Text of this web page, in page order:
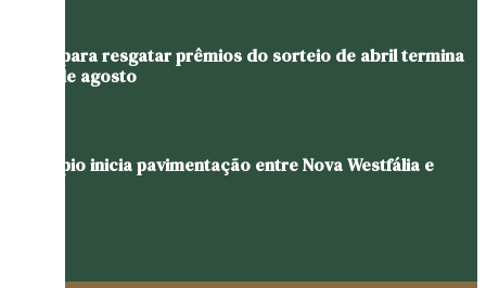
Prazo para resgatar prêmios do sorteio de abril termina
em 11 de agosto
Município inicia pavimentação entre Nova Westfália e